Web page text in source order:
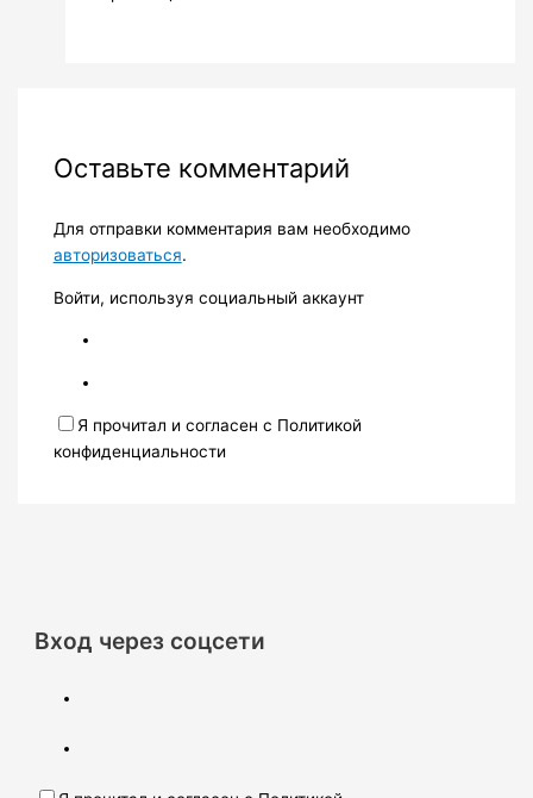
Оставьте комментарий
Для отправки комментария вам необходимо
авторизоваться.
Войти, используя социальный аккаунт
Я прочитал и согласен с Политикой
конфиденциальности
Вход через соцсети